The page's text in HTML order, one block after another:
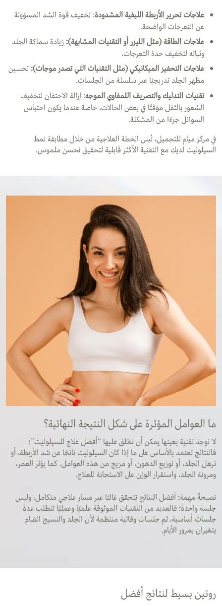
علاجات تحرير الأربطة الليفية المشدودة: تخفيف قوة الشد المسؤولة
عن التعرجات الواضحة.
علاجات الطاقة (مثل الليزر أو التقنيات المشابهة): زيادة سماكة الجلد
وثباته لتخفيف حدة التعرجات.
علاجات التحفيز الميكانيكي (مثل التقنيات التي تصدر موجات): تحسين
مظهر الجلد تدريجيًا عبر سلسلة من الجلسات.
تقنيات التدليك والتصريف اللمفاوي الموجه: إزالة الاحتقان لتخفيف
الشعور بالثقل مؤقتًا في بعض الحالات، خاصة عندما يكون احتباس
السوائل جزءًا من المشكلة.
في مركز ميام للتجميل، تُبنى الخطة العلاجية من خلال مطابقة نمط
السيلوليت لديكِ مع التقنية الأكثر قابلية لتحقيق تحسن ملموس.
ما العوامل المؤثرة على شكل النتيجة النهائية؟
لا توجد تقنية بعينها يمكن أن نطلق عليها “أفضل علاج للسيلوليت”؛
فالنتائج تعتمد بالأساس على ما إذا كان السيلوليت ناتجًا عن شد الأربطة، أو
ترهل الجلد، أو توزيع الدهون، أو مزيج من هذه العوامل. كما يؤثر العمر،
ومرونة الجلد، واستقرار الوزن على الاستجابة للعلاج.
نصيحةٌ مهمة: أفضل النتائج تتحقق غالبًا عبر مسار علاجي متكامل، وليس
جلسة واحدة؛ فالعديد من التقنيات الموثوقة علميًا وعمليًا تتطلب عدة
جلسات أساسية، ثم جلسات وقائية منتظمة لأن الجلد والنسيج الضام
يتغيران بمرور الأيام.
روتين بسيط لنتائج أفضل